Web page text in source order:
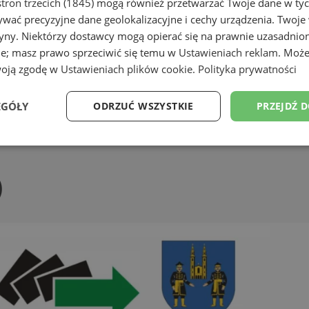
trzecich (1845) mogą również przetwarzać Twoje dane w
precyzyjne dane geolokalizacyjne i cechy urządzenia.
Niektórzy dostawcy mogą opierać się na prawnie
masz prawo sprzeciwić się temu w Ustawieniach reklam.
zgodę w Ustawieniach plików cookie. Polityka prywatności
PRZEJDŹ
ODRZUĆ WSZYSTKIE
Wydajność Targetowanie Funkcjonalność
Funkcjonalność
umożliwiają korzystanie z podstawowych funkcji strony internetowej, takich jak
niezbędnych plików cookie nie można prawidłowo korzystać ze strony
Okres